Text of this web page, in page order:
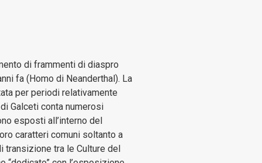
di frammenti di diaspro
fa (Homo di Neanderthal). La
per periodi relativamente
Galceti conta numerosi
esposti all’interno del
caratteri comuni soltanto a
transizione tra le Culture del